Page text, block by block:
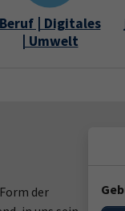
Beruf | Digitales
| Umwelt
der